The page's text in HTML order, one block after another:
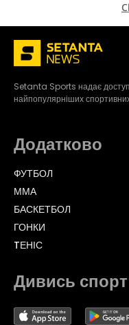
Setanta Sports надає
найпопулярніших спортивних
Додатково
ФУТБОЛ
ММА
БАСКЕТБОЛ
ГОНКИ
TЕНІС
Дивись